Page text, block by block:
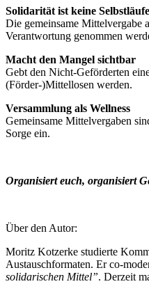
Solidarität ist keine
Die gemeinsame Mittelvergabe
Verantwortung genommen
Macht den Mangel sichtbar
Gebt den Nicht-Geförderten
(Förder-)Mittellosen werden.
Versammlung als Wellness
Gemeinsame Mittelvergaben
Sorge ein.
Organisiert euch, organisiert
Über den Autor:
Moritz Kotzerke studierte
Austauschformaten. Er co-
solidarischen Mittel”. Derzeit